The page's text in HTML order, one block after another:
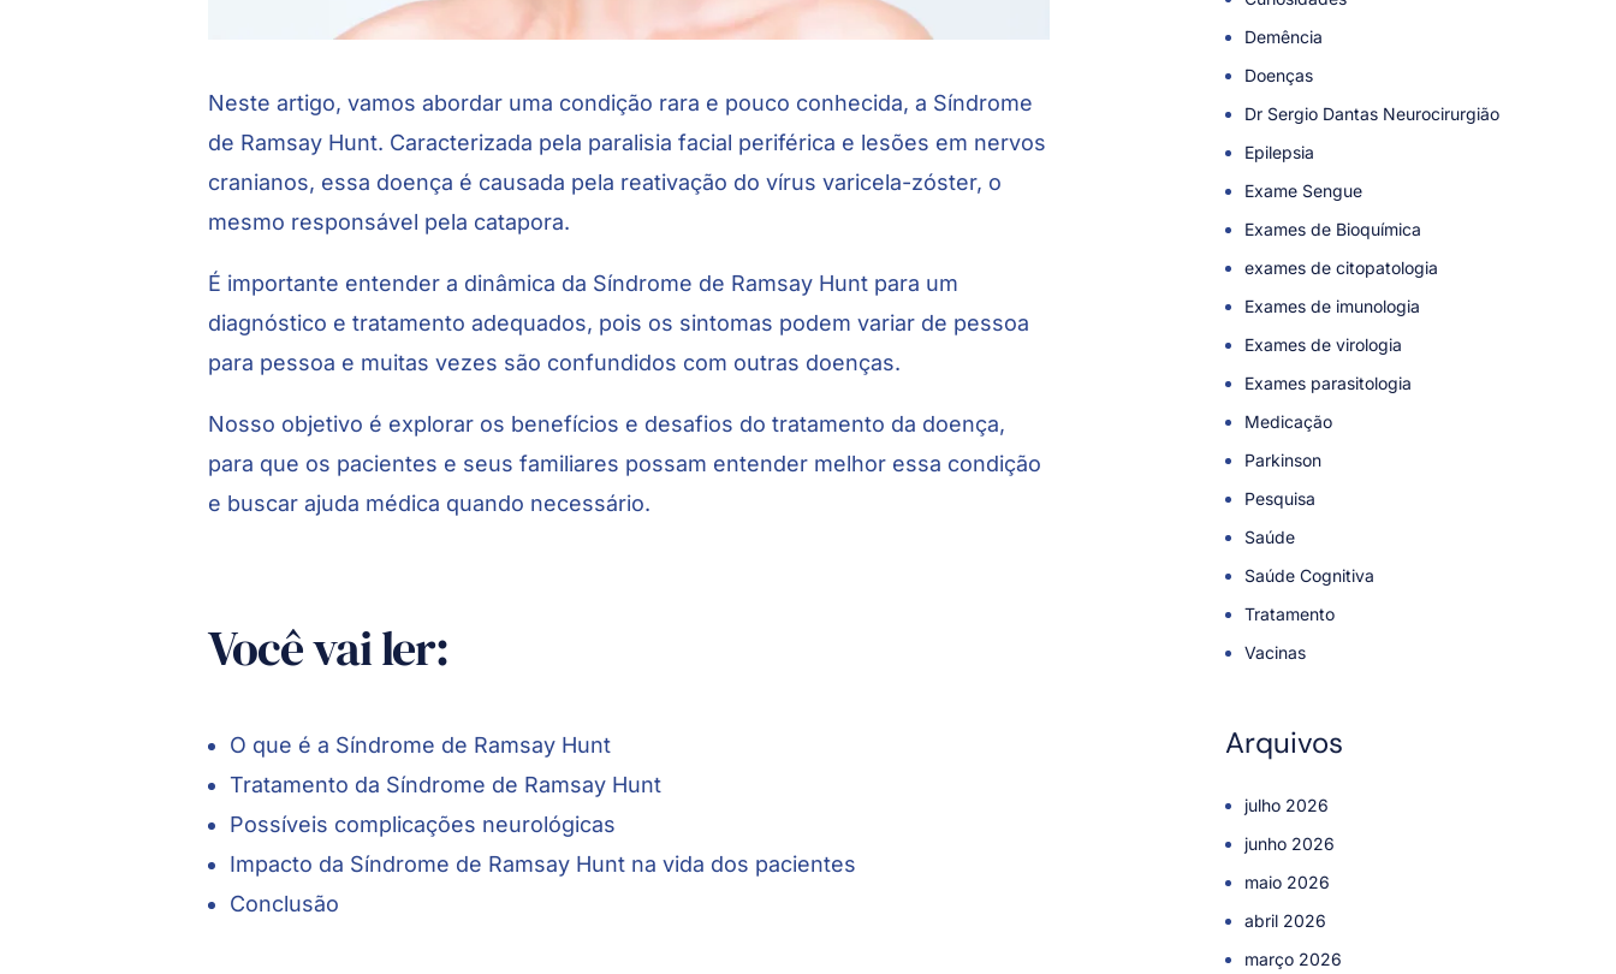
Neste artigo, vamos abordar uma condição rara e pouco conhecida, a Síndrome
de Ramsay Hunt. Caracterizada pela paralisia facial periférica e lesões em nervos
cranianos, essa doença é causada pela reativação do vírus varicela-zóster, o
mesmo responsável pela catapora.
É importante entender a dinâmica da Síndrome de Ramsay Hunt para um
diagnóstico e tratamento adequados, pois os sintomas podem variar de pessoa
para pessoa e muitas vezes são confundidos com outras doenças.
Nosso objetivo é explorar os benefícios e desafios do tratamento da doença,
para que os pacientes e seus familiares possam entender melhor essa condição
e buscar ajuda médica quando necessário.
Você vai ler:
O que é a Síndrome de Ramsay Hunt
Tratamento da Síndrome de Ramsay Hunt
Possíveis complicações neurológicas
Impacto da Síndrome de Ramsay Hunt na vida dos pacientes
Conclusão
Demência
Doenças
Dr Sergio Dantas Neurocirurgião
Epilepsia
Exame Sengue
Exames de Bioquímica
exames de citopatologia
Exames de imunologia
Exames de virologia
Exames parasitologia
Medicação
Parkinson
Pesquisa
Saúde
Saúde Cognitiva
Tratamento
Vacinas
Arquivos
julho 2026
junho 2026
maio 2026
abril 2026
março 2026